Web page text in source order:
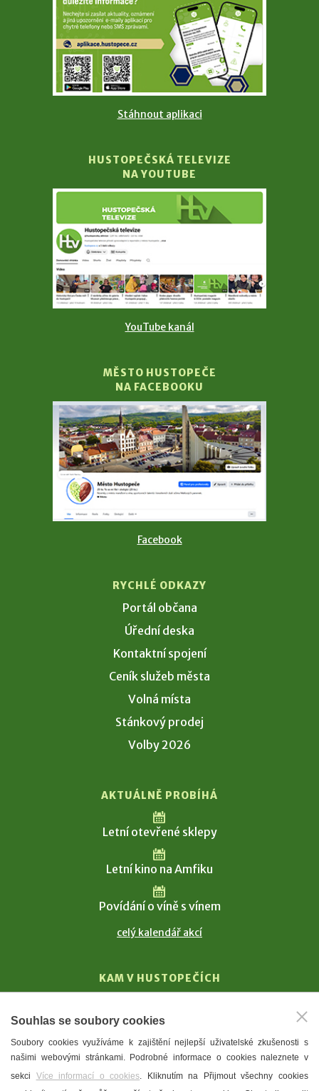
Stáhnout aplikaci
HUSTOPEČSKÁ TELEVIZE
NA YOUTUBE
YouTube kanál
MĚSTO HUSTOPEČE
NA FACEBOOKU
Facebook
RYCHLÉ ODKAZY
Portál občana
Úřední deska
Kontaktní spojení
Ceník služeb města
Volná místa
Stánkový prodej
Volby 2026
AKTUÁLNĚ PROBÍHÁ
Letní otevřené sklepy
Letní kino na Amfiku
Povídání o víně s vínem
celý kalendář akcí
KAM V HUSTOPEČÍCH
T. G. Masaryk
Mandloně
Ubytování
Souhlas se soubory cookies
Soubory cookies využíváme k zajištění nejlepší uživatelské zkušenosti s
našimi webovými stránkami. Podrobné informace o cookies naleznete v
sekci Více informací o cookies. Kliknutím na Přijmout všechny cookies